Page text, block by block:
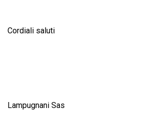
Cordiali saluti
Lampugnani Sas